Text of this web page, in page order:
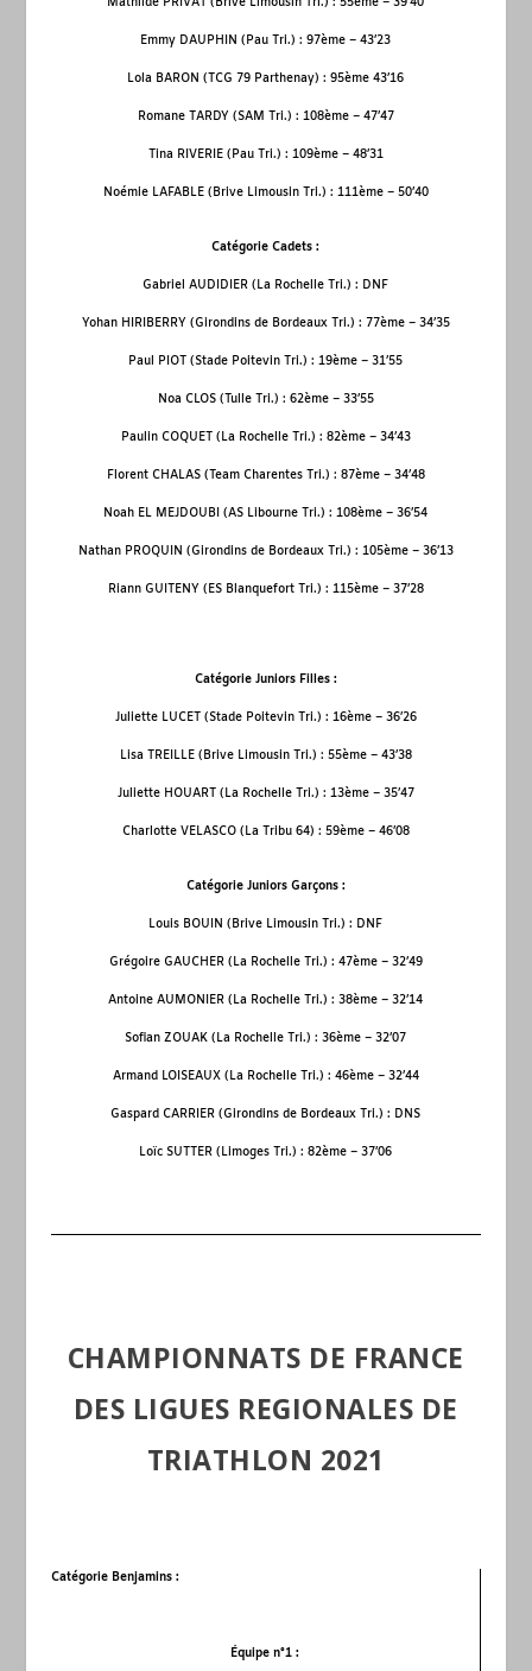
Emmy DAUPHIN (Pau Tri.) : 97ème – 43’23
Lola BARON (TCG 79 Parthenay) : 95ème 43’16
Romane TARDY (SAM Tri.) : 108ème– 47’47
Tina RIVERIE (Pau Tri.) : 109ème– 48’31
Noémie LAFABLE (Brive Limousin Tri.) : 111ème– 50’40
Catégorie Cadets :
Gabriel AUDIDIER (La Rochelle Tri.) : DNF
Yohan HIRIBERRY (Girondins de Bordeaux Tri.) : 77ème– 34’35
Paul PIOT (Stade Poitevin Tri.) : 19ème – 31’55
Noa CLOS (Tulle Tri.) : 62ème– 33’55
Paulin COQUET (La Rochelle Tri.) : 82ème– 34’43
Florent CHALAS (Team Charentes Tri.) : 87ème– 34’48
Noah EL MEJDOUBI (AS Libourne Tri.) : 108ème – 36’54
Nathan PROQUIN (Girondins de Bordeaux Tri.) : 105ème– 36’13
Riann GUITENY (ES Blanquefort Tri.) : 115ème– 37’28
Catégorie Juniors Filles :
Juliette LUCET (Stade Poitevin Tri.) : 16ème– 36’26
Lisa TREILLE (Brive Limousin Tri.) : 55ème– 43’38
Juliette HOUART (La Rochelle Tri.) : 13ème– 35’47
Charlotte VELASCO (La Tribu 64) : 59ème– 46’08
Catégorie Juniors Garçons :
Louis BOUIN (Brive Limousin Tri.) : DNF
Grégoire GAUCHER (La Rochelle Tri.) : 47ème– 32’49
Antoine AUMONIER (La Rochelle Tri.) : 38ème – 32’14
Sofian ZOUAK (La Rochelle Tri.) : 36ème – 32’07
Armand LOISEAUX (La Rochelle Tri.) : 46ème– 32’44
Gaspard CARRIER (Girondins de Bordeaux Tri.) : DNS
Loïc SUTTER (Limoges Tri.) : 82ème – 37’06
CHAMPIONNATS DE FRANCE
DES LIGUES REGIONALES DE
TRIATHLON 2021
Catégorie Benjamins :
Équipe n°1 :